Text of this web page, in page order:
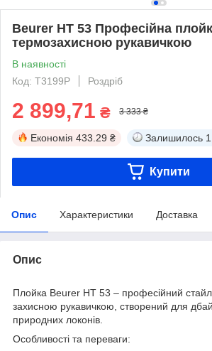
Beurer HT 53 Професійна
термозахисною рукавичкою
В наявності
Код: T3199P
Роздріб
2 899,71 ₴ 3 333 ₴
Економія 433.29 ₴ Залишилось
Купити
Опис Характеристики Доставка
Опис
Плойка Beurer HT 53 – професійний
захисною рукавичкою, створений для
природних локонів.
Особливості та переваги: